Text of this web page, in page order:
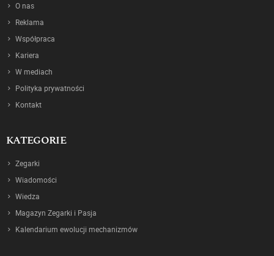
O nas
Reklama
Współpraca
Kariera
W mediach
Polityka prywatności
Kontakt
KATEGORIE
Zegarki
Wiadomości
Wiedza
Magazyn Zegarki i Pasja
Kalendarium ewolucji mechanizmów